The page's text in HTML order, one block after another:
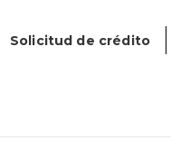
Solicitud de crédito